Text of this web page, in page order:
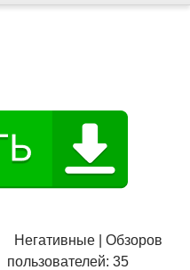
Негативные | Обзоров
пользователей: 35